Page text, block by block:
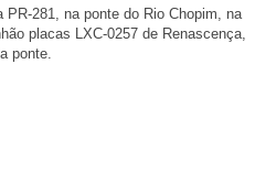
281, na ponte do Rio Chopim, na
placas LXC-0257 de Renascença,
ponte.